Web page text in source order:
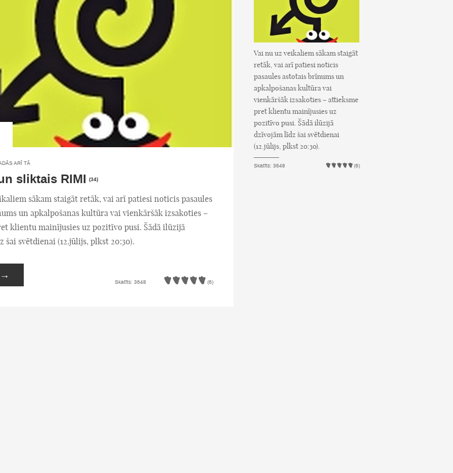
ARĪ TĀ
sliktais RIMI (34)
sākam staigāt retāk, vai arī patiesi noticis pasaules
un apkalpošanas kultūra vai vienkāršāk izsakoties –
klientu mainījusies uz pozitīvo pusi. Šādā ilūzijā
šai svētdienai (12.jūlijs, plkst 20:30).
→
Skatīts: 3648 (6)
Vai nu uz veikaliem sākam staigāt
retāk, vai arī patiesi noticis
pasaules astotais brīnums un
apkalpošanas kultūra vai
vienkāršāk izsakoties – attieksme
pret klientu mainījusies uz
pozitīvo pusi. Šādā ilūzijā
dzīvojām līdz šai svētdienai
(12.jūlijs, plkst 20:30).
Skatīts: 3648 (6)